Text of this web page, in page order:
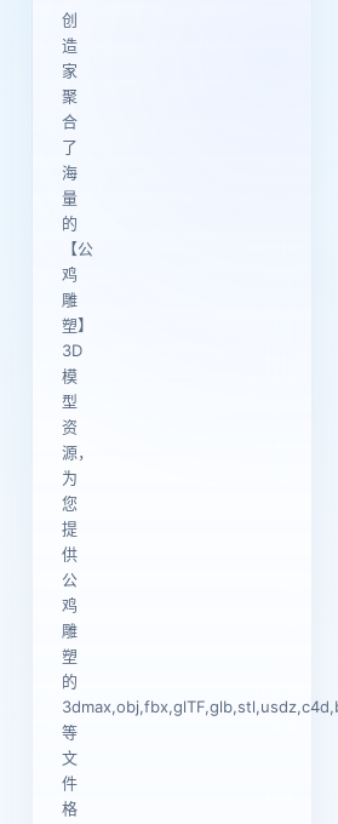
创
造
家
聚
合
了
海
量
的
【公
鸡
雕
塑】
3D
模
型
资
源，
为
您
提
供
公
鸡
雕
塑
的
等
文
件
格